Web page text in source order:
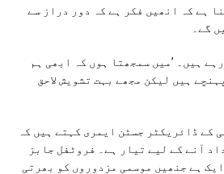
ہے کہ انھیں فکر ہے کہ دور دراز سے
گے۔
ہیں۔ ’میں سمجھتا ہوں کہ ابھی ہم
ہیں لیکن مجھے بہت تشویش لاحق
کے ڈائریکٹر جسٹن ایمری کہتے ہیں کہ
آنے کے لیے تیار ہے۔ فروٹفل جابز
ہے جنھیں موسمی مزدوروں کو بھرتی